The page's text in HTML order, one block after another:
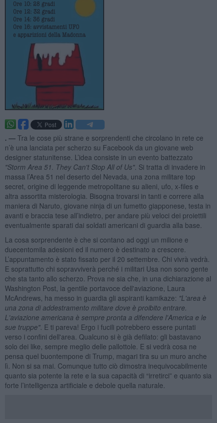
. — Tra le cose più strane e sorprendenti che circolano in rete ce
n’è una lanciata per scherzo su Facebook da un giovane web
designer statunitense. L’idea consiste in un evento battezzato
"Storm Area 51. They Can't Stop All of Us". Si tratta di invadere in
massa l’Area 51 nel deserto del Nevada, una zona militare top
secret, origine di leggende metropolitane su alieni, ufo, x-files e
altra assortita misterologia. Bisogna trovarsi in tanti e correre alla
maniera di Naruto, giovane ninja di un fumetto giapponese, testa in
avanti e braccia tese all’indietro, per andare più veloci dei proiettili
eventualmente sparati dai soldati americani di guardia alla base.
La cosa sorprendente è che si contano ad oggi un milione e
duecentomila adesioni ed il numero è destinato a crescere.
L’appuntamento è stato fissato per il 20 settembre. Chi vivrà vedrà.
E soprattutto chi sopravviverà perché i militari Usa non sono gente
che sta tanto allo scherzo. Prova ne sia che, in una dichiarazione al
Washington Post, la gentile portavoce dell'aviazione, Laura
McAndrews, ha messo in guardia gli aspiranti kamikaze: "L'area è
una zona di addestramento militare dove è proibito entrare.
L'aviazione americana è sempre pronta a difendere l'America e le
sue truppe". E ti pareva! Ergo i fucili potrebbero essere puntati
verso i confini dell'area. Qualcuno si è già defilato: gli bastavano
solo dei like, sempre meglio delle pallottole. E si vedrà cosa ne
pensa quel buontempone di Trump, magari tira su un muro anche
lì. Non si sa mai. Comunque tutto ciò dimostra inequivocabilmente
quanto sia potente la rete e la sua capacità di “irretirci” e quanto sia
forte l’intelligenza artificiale e debole quella naturale.